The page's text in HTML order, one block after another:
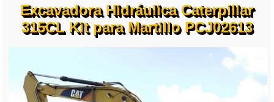
Excavadora Hidráulica Caterpillar
315CL Kit para Martillo PCJ02613